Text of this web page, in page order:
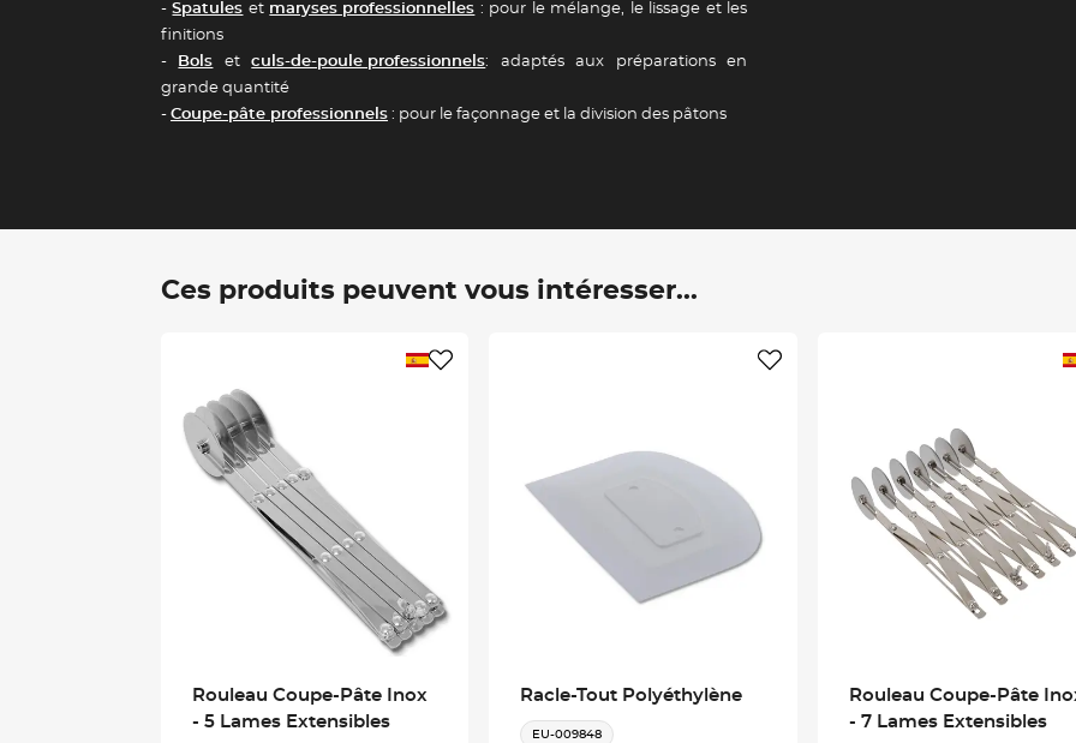
-Spatules et maryses professionnelles : pour le mélange, le lissage et les
finitions
-
Bols etculs-de-poule professionnels: adaptés aux préparations en
grande quantité
- Coupe-pâte professionnels : pour le façonnage et la division des pâtons
Ces produits peuvent vous intéresser...
Rouleau Coupe-Pâte Inox
- 5 Lames Extensibles
Racle-Tout Polyéthylène
EU-009848
Rouleau Coupe-Pâte
- 7 Lames Extensibles